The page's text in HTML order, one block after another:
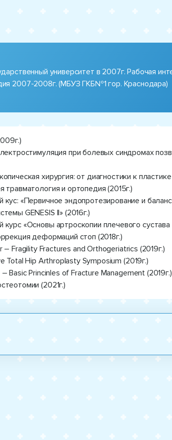
университет в 2007г. Рабочая
2007-2008г. (МБУЗ ГКБ№1 гор. Краснодара)
при болевых синдромах
хирургия: от диагностики к
травматология и ортопедия (2015г.)
«Первичное эндопротезирование и
GENESIS II» (2016г.)
«Основы артроскопии плечевого сустава
деформаций стоп (2018г.)
– Fragility Fractures and Orthogeriatrics (2019г.)
Total Hip Arthroplasty Symposium (2019г.)
Basic Prinсinles of Fracture Management (2019г.)
(2021г.)